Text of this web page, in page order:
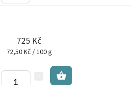
725 Kč
72,50 Kč / 100 g